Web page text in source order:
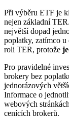
Při výběru ETF je
nejen základní
největší dopad
poplatky, zatímco
roli TER, protože
Pro pravidelné
brokery bez
jednorázových
Informace o
webových
cenících brokerů.